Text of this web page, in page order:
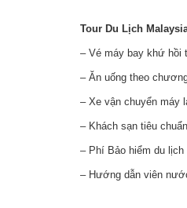
Tour Du Lịch
– Vé máy bay khứ hồi
– Ăn uống theo
– Xe vận chuyển máy
– Khách sạn tiêu
– Phí Bảo hiểm du lịch
– Hướng dẫn viên